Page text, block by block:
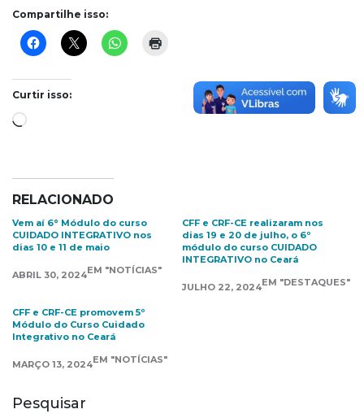
Compartilhe isso:
Curtir isso:
Carregando...
RELACIONADO
Vem aí 6° Módulo do curso
CUIDADO INTEGRATIVO nos
dias 10 e 11 de maio
ABRIL 30, 2024EM "NOTÍCIAS"
CFF e CRF-CE realizaram nos
dias 19 e 20 de julho, o 6º
módulo do curso CUIDADO
INTEGRATIVO no Ceará
JULHO 22, 2024EM "DESTAQUES"
CFF e CRF-CE promovem 5º
Módulo do Curso Cuidado
Integrativo no Ceará
MARÇO 13, 2024EM "NOTÍCIAS"
Pesquisar